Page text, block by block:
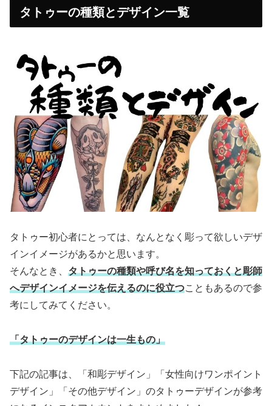
タトゥーの種類とデザイン一覧
タトゥー初心者にとっては、なんとなく彫って欲しいデザ
インイメージがあるかと思います。
そんなとき、 タトゥーの種類や呼び名を知っておくと彫師
へデザインイメージを伝えるのに役立つこともあるので参
考にしてみてください。
「タトゥーのデザインは一生もの」
下記の記事は、「和彫デザイン」「女性向けワンポイント
デザイン」「その他デザイン」のタトゥーデザインが参考